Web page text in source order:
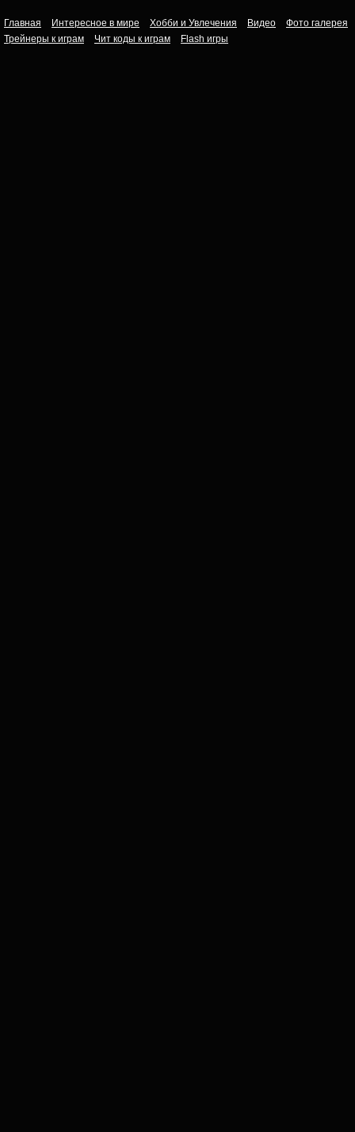
Главная Интересное в мире Хобби и Увлечения Видео
Фото галерея
Трейнеры к играм
Чит коды к играм Flash игры